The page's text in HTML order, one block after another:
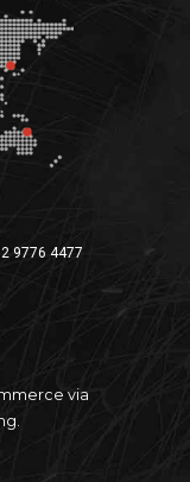
9776 4477
via